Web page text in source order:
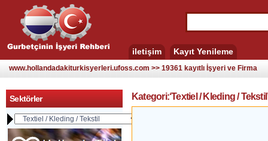
iletişim Kayıt Yenileme
www.hollandadakiturkisyerleri.ufoss.com >> 19361 kayıtlı İşyeri ve Firma
Sektörler Kategori:‘Textiel / Kleding /